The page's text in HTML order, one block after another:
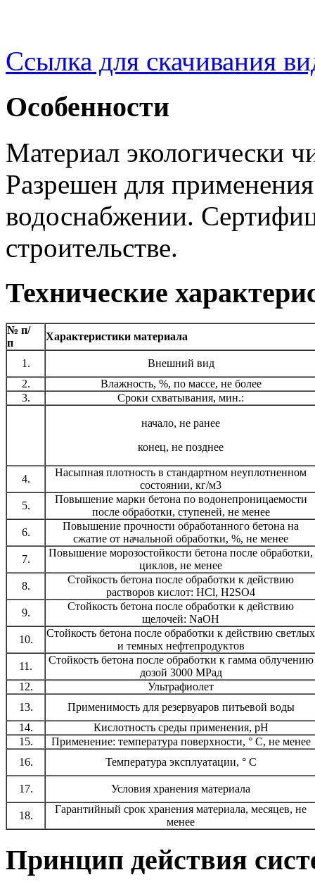
Ссылка для скачивания
Особенности
Материал экологически
Разрешен для
водоснабжении.
строительстве.
Технические
№ п/
п
Характеристики материала
1.
Внешний вид
2.
Влажность, %, по массе, не более
3.
Сроки схватывания, мин.:
начало, не ранее
конец, не позднее
4.
Насыпная плотность в стандартном неуплотненном
состоянии, кг/м3
5.
Повышение марки бетона по водонепроницаемости
после обработки, ступеней, не менее
6.
Повышение прочности обработанного бетона на
сжатие от начальной обработки, %, не менее
7.
Повышение морозостойкости бетона после обработки,
циклов, не менее
8.
Стойкость бетона после обработки к действию
растворов кислот: HCl, H2SO4
9.
Стойкость бетона после обработки к действию
щелочей: NaOH
10.
Стойкость бетона после обработки к действию светлых
и темных нефтепродуктов
11.
Стойкость бетона после обработки к гамма облучению
дозой 3000 МРад
12.
Ультрафиолет
13.
Применимость для резервуаров питьевой воды
14.
Кислотность среды применения, рН
15.
Применение: температура поверхности, ° С, не менее
16.
Температура эксплуатации, ° С
17. Условия хранения материала
18.
Гарантийный срок хранения материала, месяцев, не
менее
Принцип действия